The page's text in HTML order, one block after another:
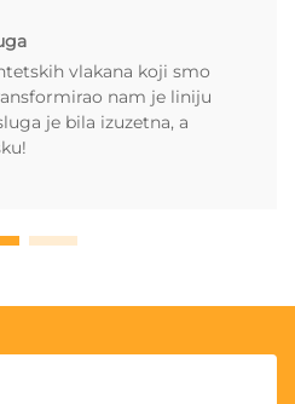
vlakana koji smo
nam je liniju
je bila izuzetna, a